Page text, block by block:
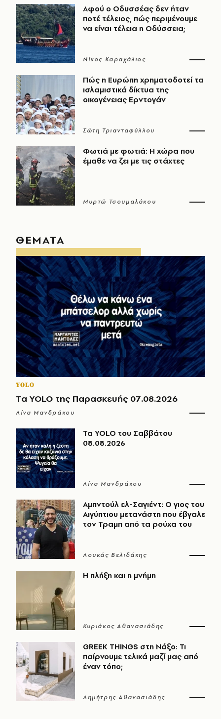
Αφού ο Οδυσσέας δεν ήταν
ποτέ τέλειος, πώς περιμένουμε
να είναι τέλεια η Οδύσσεια;
Νίκος Καραχάλιος
Πώς η Ευρώπη χρηματοδοτεί τα
ισλαμιστικά δίκτυα της
οικογένειας Ερντογάν
Σώτη Τριανταφύλλου
Φωτιά με φωτιά: Η χώρα που
έμαθε να ζει με τις στάχτες
Μυρτώ Τσουμαλάκου
ΘΕΜΑΤΑ
YOLO
Τα YOLO της Παρασκευής 07.08.2026
Λίνα Μανδράκου
Τα YOLO του Σαββάτου
08.08.2026
Λίνα Μανδράκου
Αμπντούλ ελ-Σαγιέντ: Ο γιος του
Αιγύπτιου μετανάστη που έβγαλε
τον Τραμπ από τα ρούχα του
Λουκάς Βελιδάκης
Η πλήξη και η μνήμη
Κυριάκος Αθανασιάδης
GREEK THINGS στη Νάξο: Τι
παίρνουμε τελικά μαζί μας από
έναν τόπο;
Δημήτρης Αθανασιάδης